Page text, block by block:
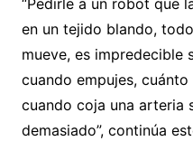
“Pedirle a un robot que
en un tejido blando,
mueve, es impredecible
cuando empujes,
cuando coja una arteria
demasiado”, continúa